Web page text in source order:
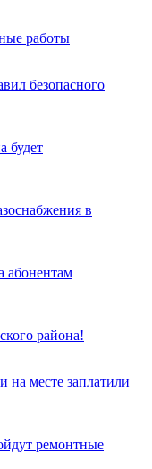
работы
безопасного
будет
в
абонентам
района!
на месте заплатили
ремонтные